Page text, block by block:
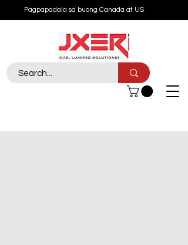
Pagpapadala sa buong Canada at US